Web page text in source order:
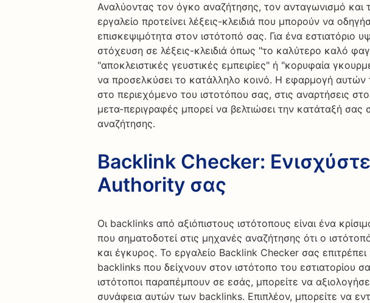
Αναλύοντας τον όγκο αναζήτησης, τον ανταγωνισμό και
εργαλείο προτείνει λέξεις-κλειδιά που μπορούν να
επισκεψιμότητα στον ιστότοπό σας. Για ένα εστιατόριο
στόχευση σε λέξεις-κλειδιά όπως "το καλύτερο καλό
"αποκλειστικές γευστικές εμπειρίες" ή "κορυφαία
να προσελκύσει το κατάλληλο κοινό. Η εφαρμογή αυτών
στο περιεχόμενο του ιστοτόπου σας, στις αναρτήσεις στο
μετα-περιγραφές μπορεί να βελτιώσει την κατάταξή σας
αναζήτησης.
Backlink Checker:
Authority σας
Οι backlinks από αξιόπιστους ιστότοπους είναι ένα
που σηματοδοτεί στις μηχανές αναζήτησης ότι ο
και έγκυρος. Το εργαλείο Backlink Checker σας
backlinks που δείχνουν στον ιστότοπο του εστιατορίου
ιστότοποι παραπέμπουν σε εσάς, μπορείτε να
συνάφεια αυτών των backlinks. Επιπλέον, μπορείτε να